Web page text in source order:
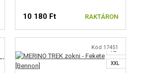
10 180 Ft RAKTÁRON
VÁLASSZON MÉRETET
Kód 17451
XXL
XL
L